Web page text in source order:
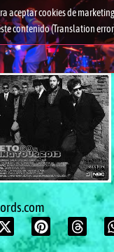
aceptar cookies de
contenido (Translation